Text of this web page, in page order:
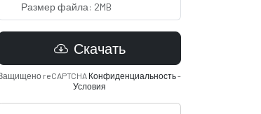
Размер файла: 2MB
Скачать
reCAPTCHA Конфиденциальность-
Условия